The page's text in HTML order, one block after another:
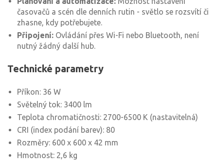
časovačů a scén dle denních rutin - světlo se rozsvítí či
zhasne, kdy potřebujete.
Připojení: Ovládání přes Wi-Fi nebo Bluetooth, není
nutný žádný další hub.
Technické parametry
Příkon: 36 W
Světelný tok: 3400 lm
Teplota chromatičnosti: 2700-6500 K (nastavitelná)
CRI (index podání barev): 80
Rozměry: 600 x 600 x 42 mm
Hmotnost: 2,6 kg